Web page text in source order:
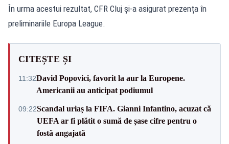
În urma acestui rezultat, CFR Cluj și-a asigurat prezența în
preliminariile Europa League.
CITEȘTE ȘI
11:32David Popovici, favorit la aur la Europene.
Americanii au anticipat podiumul
09:22Scandal uriaș la FIFA. Gianni Infantino, acuzat că
UEFA ar fi plătit o sumă de șase cifre pentru o
fostă angajată